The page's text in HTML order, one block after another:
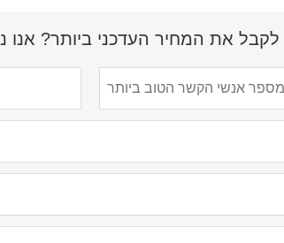
לקבל את המחיר העדכני ביותר? אנו נגיב